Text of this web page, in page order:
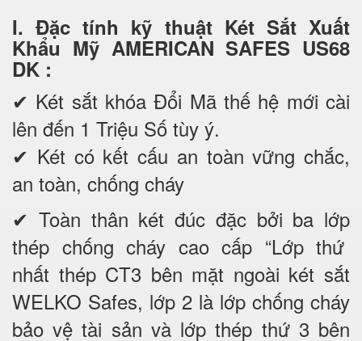
I. Đặc tính kỹ thuật Két Sắt Xuất
Khẩu Mỹ AMERICAN SAFES US68
DK :
✔ Két sắt khóa Đổi Mã thế hệ mới cài
lên đến 1 Triệu Số tùy ý.
✔ Két có kết cấu an toàn vững chắc,
an toàn, chống cháy
✔ Toàn thân két đúc đặc bởi ba lớp
thép chống cháy cao cấp “Lớp thứ
nhất thép CT3 bên mặt ngoài két sắt
WELKO Safes, lớp 2 là lớp chống cháy
bảo vệ tài sản và lớp thép thứ 3 bên